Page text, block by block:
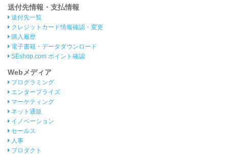
送付先情報・支払情報
送付先一覧
クレジットカード情報確認・変更
購入履歴
電子書籍・データダウンロード
SEshop.com ポイント確認
Webメディア
プログラミング
エンタープライズ
マーケティング
ネット通販
イノベーション
セールス
人事
プロダクト